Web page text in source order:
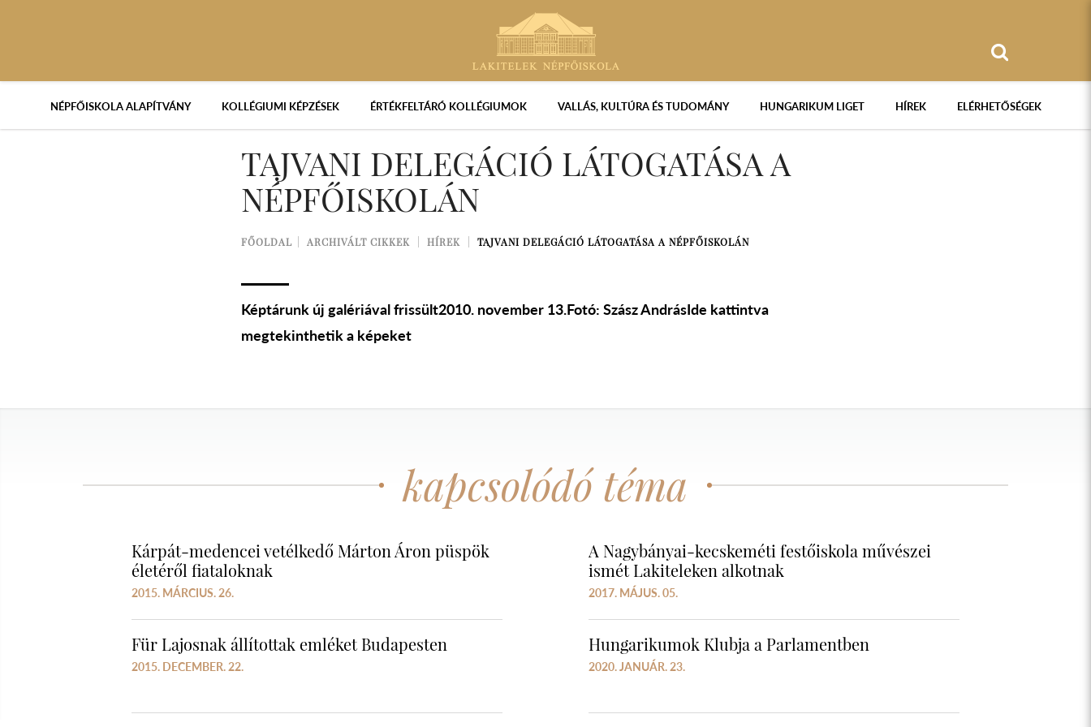
NÉPFŐISKOLA ALAPÍTVÁNY KOLLÉGIUMI KÉPZÉSEK ÉRTÉKFELTÁRÓ KOLLÉGIUMOK VALLÁS, KULTÚRA ÉS TUDOMÁNY HUNGARIKUM LIGET HÍREK ELÉRHETŐSÉGEK
TAJVANI DELEGÁCIÓ LÁTOGATÁSA A
NÉPFŐISKOLÁN
FŐOLDAL ARCHIVÁLT CIKKEK HÍREK TAJVANI DELEGÁCIÓ LÁTOGATÁSA A NÉPFŐISKOLÁN
Képtárunk új galériával frissült2010. november 13.Fotó: Szász AndrásIde kattintva
megtekinthetik a képeket
kapcsolódó téma
Kárpát-medencei vetélkedő Márton Áron püspök
életéről fiataloknak
2015. MÁRCIUS. 26.
A Nagybányai-kecskeméti festőiskola művészei
ismét Lakiteleken alkotnak
2017. MÁJUS. 05.
Für Lajosnak állítottak emléket Budapesten
2015. DECEMBER. 22.
Hungarikumok Klubja a Parlamentben
2020. JANUÁR. 23.